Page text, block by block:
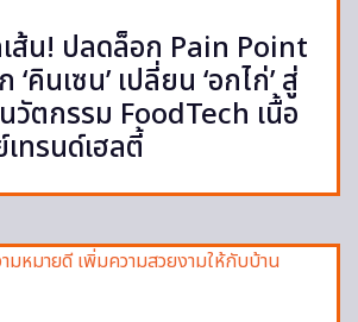
ส้น! ปลดล็อก Pain Point
คินเซน’ เปลี่ยน ‘อกไก่’ สู่
นวัตกรรม FoodTech เนื้อ
ทรนด์เฮลตี้